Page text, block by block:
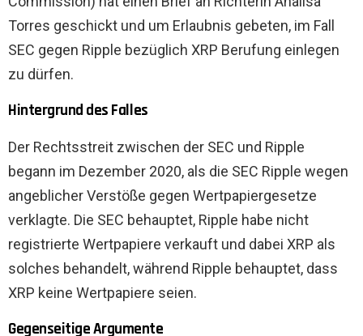
Torres geschickt und um Erlaubnis gebeten, im Fall
SEC gegen Ripple bezüglich XRP Berufung einlegen
zu dürfen.
Hintergrund des Falles
Der Rechtsstreit zwischen der SEC und Ripple
begann im Dezember 2020, als die SEC Ripple wegen
angeblicher Verstöße gegen Wertpapiergesetze
verklagte. Die SEC behauptet, Ripple habe nicht
registrierte Wertpapiere verkauft und dabei XRP als
solches behandelt, während Ripple behauptet, dass
XRP keine Wertpapiere seien.
Gegenseitige Argumente